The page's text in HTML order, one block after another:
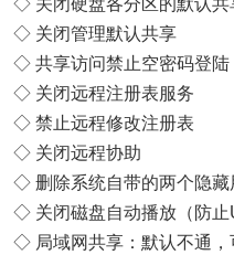
◇ 关闭硬盘各分区的默认共
◇ 关闭管理默认共享
◇ 共享访问禁止空密码登陆
◇ 关闭远程注册表服务
◇ 禁止远程修改注册表
◇ 关闭远程协助
◇ 删除系统自带的两个隐藏
◇ 关闭磁盘自动播放（防止
◇ 局域网共享：默认不通，